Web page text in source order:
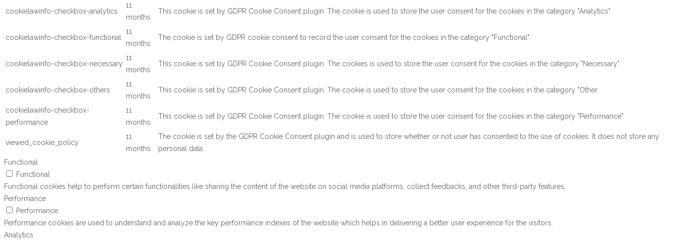
cookielawinfo-checkbox-analytics
11
months
This cookie is set by GDPR Cookie Consent plugin. The cookie is used to store the user consent for the cookies in the category "Analytics".
cookielawinfo-checkbox-functional
11
months
The cookie is set by GDPR cookie consent to record the user consent for the cookies in the category "Functional".
cookielawinfo-checkbox-necessary
11
months
This cookie is set by GDPR Cookie Consent plugin. The cookies is used to store the user consent for the cookies in the category "Necessary".
cookielawinfo-checkbox-others
11
months
This cookie is set by GDPR Cookie Consent plugin. The cookie is used to store the user consent for the cookies in the category "Other.
cookielawinfo-checkbox-
performance
11
months
This cookie is set by GDPR Cookie Consent plugin. The cookie is used to store the user consent for the cookies in the category "Performance".
viewed_cookie_policy
11
months
The cookie is set by the GDPR Cookie Consent plugin and is used to store whether or not user has consented to the use of cookies. It does not store any
personal data.
Functional
Functional
Functional cookies help to perform certain functionalities like sharing the content of the website on social media platforms, collect feedbacks, and other third-party features.
Performance
Performance
Performance cookies are used to understand and analyze the key performance indexes of the website which helps in delivering a better user experience for the visitors.
Analytics